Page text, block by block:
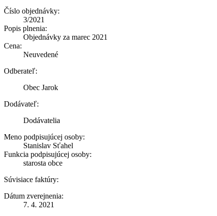
Číslo objednávky:
3/2021
Popis plnenia:
Objednávky za marec 2021
Cena:
Neuvedené
Odberateľ:
Obec Jarok
Dodávateľ:
Dodávatelia
Meno podpisujúcej osoby:
Stanislav Sťahel
Funkcia podpisujúcej osoby:
starosta obce
Súvisiace faktúry:
Dátum zverejnenia:
7. 4. 2021